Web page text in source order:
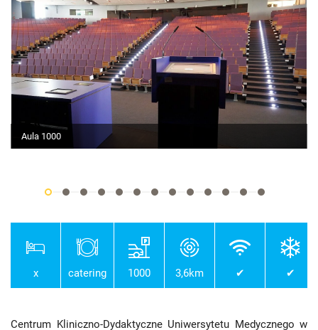
Aula 1000
x catering 1000 3,6km ✔ ✔
Centrum Kliniczno-Dydaktyczne Uniwersytetu Medycznego w